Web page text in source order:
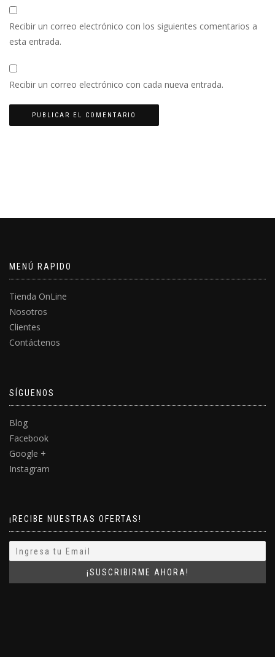
Recibir un correo electrónico con los siguientes comentarios a
esta entrada.
Recibir un correo electrónico con cada nueva entrada.
MENÚ RAPIDO
Tienda OnLine
Nosotros
Clientes
Contáctenos
SÍGUENOS
Blog
Facebook
Google +
Instagram
¡RECIBE NUESTRAS OFERTAS!